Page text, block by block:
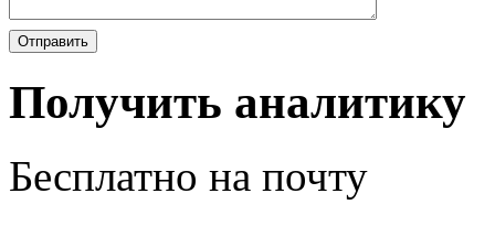
Получить аналитику
Бесплатно на почту